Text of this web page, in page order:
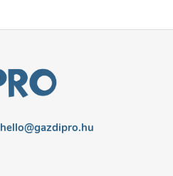
hello@gazdipro.hu